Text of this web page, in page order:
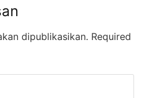
dipublikasikan. Required